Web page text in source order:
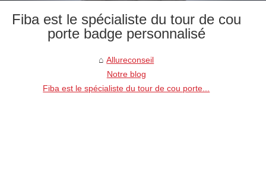
Fiba est le spécialiste du tour de cou
porte badge personnalisé
Allureconseil
Notre blog
Fiba est le spécialiste du tour de cou porte...